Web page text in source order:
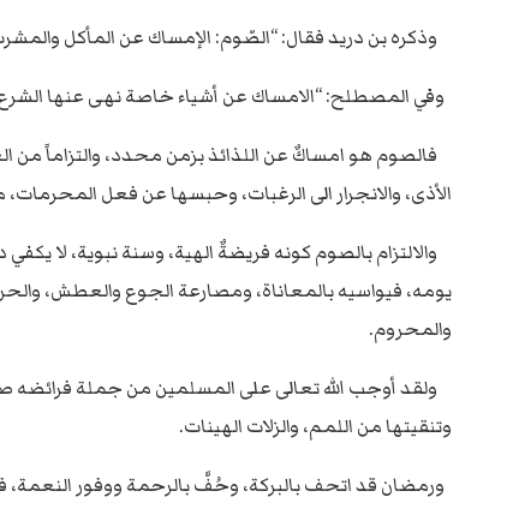
وذكره بن دريد فقال: “الصّوم: الإمساك عن المأكل والمشرب، وكل شيء سكنت حركته فقد
وفي المصطلح: “الامساك عن أشياء خاصة نهى عنها الشرع،
فالصوم هو امساكٌ عن اللذائذ بزمن محدد، والتزاماً من
الأذى، والانجرار الى الرغبات، وحبسها عن فعل
والالتزام بالصوم كونه فريضةٌ الهية، وسنة نبوية، لا
يومه، فيواسيه بالمعاناة، ومصارعة الجوع والعطش،
والمحروم.
ولقد أوجب الله تعالى على المسلمين من جملة فرائضه
وتنقيتها من اللمم، والزلات الهينات.
ورمضان قد اتحف بالبركة، وحُفَّ بالرحمة ووفور